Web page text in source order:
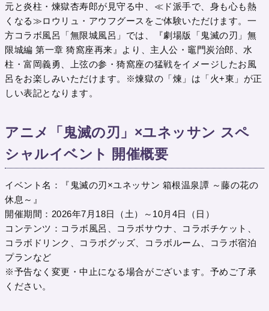
元と炎柱・煉獄杏寿郎が見守る中、≪ド派手で、身も心も熱
くなる≫ロウリュ・アウフグースをご体験いただけます。一
方コラボ風呂「無限城風呂」では、『劇場版「鬼滅の刃」無
限城編 第一章 猗窩座再来』より、主人公・竈門炭治郎、水
柱・富岡義勇、上弦の参・猗窩座の猛戦をイメージしたお風
呂をお楽しみいただけます。※煉獄の「煉」は「火+東」が正
しい表記となります。
アニメ「鬼滅の刃」×ユネッサン スペ
シャルイベント 開催概要
イベント名：『鬼滅の刃×ユネッサン 箱根温泉譚 ～藤の花の
休息～』
開催期間：2026年7月18日（土）～10月4日（日）
コンテンツ：コラボ風呂、コラボサウナ、コラボチケット、
コラボドリンク、コラボグッズ、コラボルーム、コラボ宿泊
プランなど
※予告なく変更・中止になる場合がございます。予めご了承
ください。